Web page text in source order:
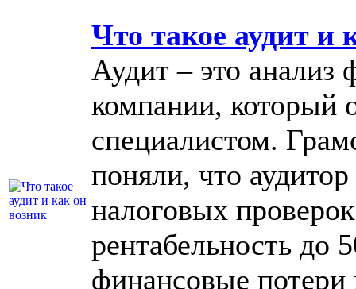
Что такое аудит и
Аудит – это анализ
компании, который
специалистом.
поняли, что
налоговых
рентабельность до
финансовые